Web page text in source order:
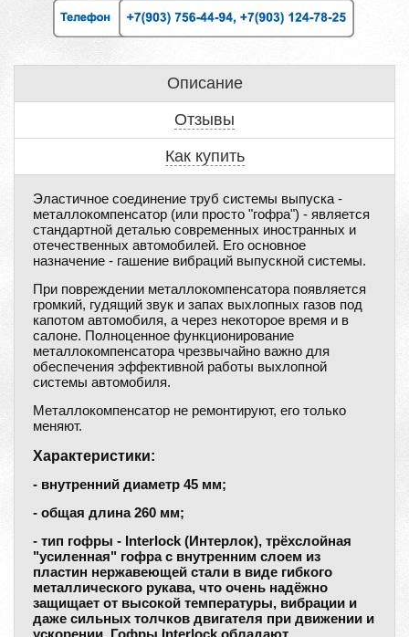
Описание
Отзывы
Как купить
Эластичное соединение труб системы выпуска -
металлокомпенсатор (или просто "гофра") - является
стандартной деталью современных иностранных и
отечественных автомобилей. Его основное
назначение - гашение вибраций выпускной системы.
При повреждении металлокомпенсатора появляется
громкий, гудящий звук и запах выхлопных газов под
капотом автомобиля, а через некоторое время и в
салоне. Полноценное функционирование
металлокомпенсатора чрезвычайно важно для
обеспечения эффективной работы выхлопной
системы автомобиля.
Металлокомпенсатор не ремонтируют, его только
меняют.
Характеристики:
- внутренний диаметр 45 мм;
- общая длина 260 мм;
- тип гофры - Interlock (Интерлок), трёхслойная
"усиленная" гофра с внутренним слоем из
пластин нержавеющей стали в виде гибкого
металлического рукава, что очень надёжно
защищает от высокой температуры, вибрации и
даже сильных толчков двигателя при движении и